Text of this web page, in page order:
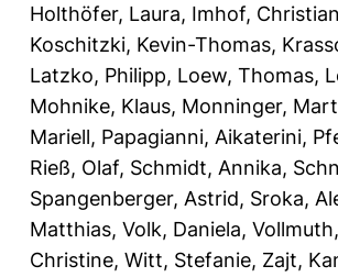
Holthöfer, Laura, Imhof,
Koschitzki, Kevin-Thomas,
Latzko, Philipp, Loew, Thomas,
Mohnike, Klaus, Monninger,
Mariell, Papagianni, Aikaterini,
Rieß, Olaf, Schmidt, Annika,
Spangenberger, Astrid, Sroka,
Matthias, Volk, Daniela,
Christine, Witt, Stefanie, Zajt,